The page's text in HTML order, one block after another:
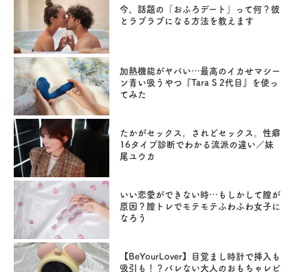
今、話題の「おふろデート」って何？彼
とラブラブになる方法を教えます
加熱機能がヤバい…最高のイカせマシー
ン青い吸うやつ『Tara S 2代目』を使っ
てみた
たかがセックス。されどセックス。性癖
16タイプ診断でわかる流派の違い／妹
尾ユウカ
いい恋愛ができない時…もしかして膣が
原因？膣トレでモテモテふわふわ女子に
なろう
【BeYourLover】目覚まし時計で挿入も
吸引も！？バレない大人のおもちゃレビ